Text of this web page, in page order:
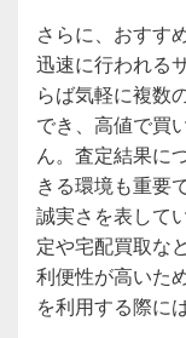
さらに、おすす
迅速に行われる
らば気軽に複数
でき、高値で買
ん。査定結果に
きる環境も重要
誠実さを表して
定や宅配買取な
利便性が高いた
を利用する際に